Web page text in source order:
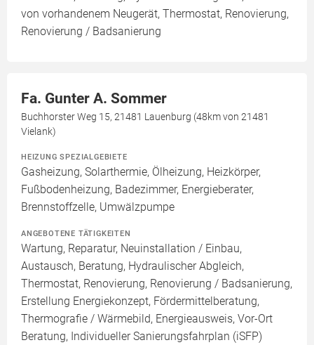
von vorhandenem Neugerät, Thermostat, Renovierung,
Renovierung / Badsanierung
Fa. Gunter A. Sommer
Buchhorster Weg 15, 21481 Lauenburg (48km von 21481
Vielank)
HEIZUNG SPEZIALGEBIETE
Gasheizung, Solarthermie, Ölheizung, Heizkörper,
Fußbodenheizung, Badezimmer, Energieberater,
Brennstoffzelle, Umwälzpumpe
ANGEBOTENE TÄTIGKEITEN
Wartung, Reparatur, Neuinstallation / Einbau,
Austausch, Beratung, Hydraulischer Abgleich,
Thermostat, Renovierung, Renovierung / Badsanierung,
Erstellung Energiekonzept, Fördermittelberatung,
Thermografie / Wärmebild, Energieausweis, Vor-Ort
Beratung, Individueller Sanierungsfahrplan (iSFP)